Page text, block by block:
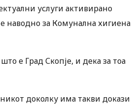
услуги активирано
наводно за Комунална хигиена
е Град Скопје, и дека за тоа
доколку има такви докази